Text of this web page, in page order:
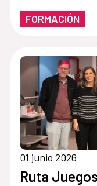
FORMACIÓN
01 junio 2026
Ruta